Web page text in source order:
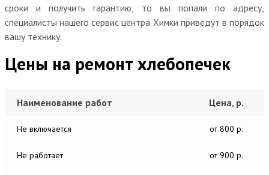
сроки и получить гарантию, то вы попали по адресу,
специалисты нашего сервис центра Химки приведут в порядок
вашу технику.
Цены на ремонт хлебопечек
Наименование работ Цена, р.
Не включается от 800 р.
Не работает от 900 р.